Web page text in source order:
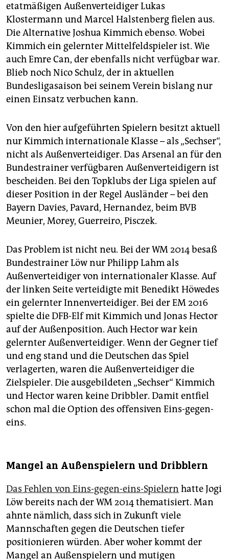
etatmäßigen Außenverteidiger Lukas
Klostermann und Marcel Halstenberg fielen aus.
Die Alternative Joshua Kimmich ebenso. Wobei
Kimmich ein gelernter Mittelfeldspieler ist. Wie
auch Emre Can, der ebenfalls nicht verfügbar war.
Blieb noch Nico Schulz, der in aktuellen
Bundesligasaison bei seinem Verein bislang nur
einen Einsatz verbuchen kann.
Von den hier aufgeführten Spielern besitzt aktuell
nur Kimmich internationale Klasse – als „Sechser“,
nicht als Außenverteidiger. Das Arsenal an für den
Bundestrainer verfügbaren Außenverteidigern ist
bescheiden. Bei den Topklubs der Liga spielen auf
dieser Position in der Regel Ausländer – bei den
Bayern Davies, Pavard, Hernandez, beim BVB
Meunier, Morey, Guerreiro, Pisczek.
Das Problem ist nicht neu. Bei der WM 2014 besaß
Bundestrainer Löw nur Philipp Lahm als
Außenverteidiger von internationaler Klasse. Auf
der linken Seite verteidigte mit Benedikt Höwedes
ein gelernter Innenverteidiger. Bei der EM 2016
spielte die DFB-Elf mit Kimmich und Jonas Hector
auf der Außenposition. Auch Hector war kein
gelernter Außenverteidiger. Wenn der Gegner tief
und eng stand und die Deutschen das Spiel
verlagerten, waren die Außenverteidiger die
Zielspieler. Die ausgebildeten „Sechser“ Kimmich
und Hector waren keine Dribbler. Damit entfiel
schon mal die Option des offensiven Eins-gegen-
eins.
Mangel an Außenspielern und Dribblern
Das Fehlen von Eins-gegen-eins-Spielern hatte Jogi
Löw bereits nach der WM 2014 thematisiert. Man
ahnte nämlich, dass sich in Zukunft viele
Mannschaften gegen die Deutschen tiefer
positionieren würden. Aber woher kommt der
Mangel an Außenspielern und mutigen